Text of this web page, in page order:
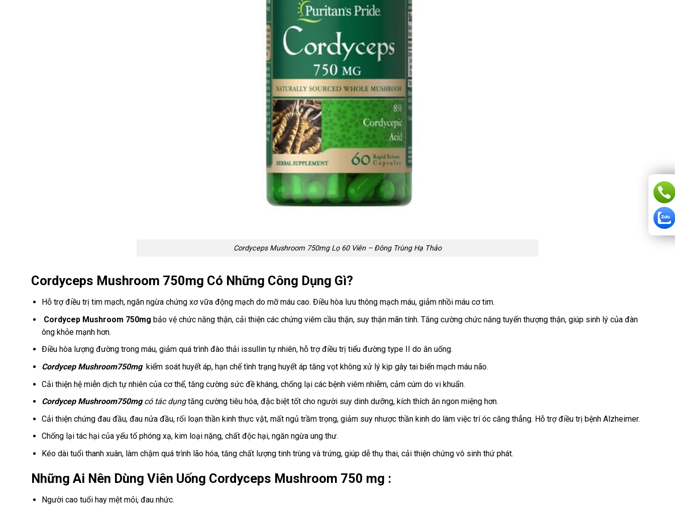
Cordyceps Mushroom 750mg Lọ 60 Viên – Đông Trùng Hạ Thảo
Cordyceps Mushroom 750mg Có Những Công Dụng Gì?
Hỗ trợ điều trị tim mạch, ngăn ngừa chứng xơ vữa động mạch do mỡ máu cao. Điều hòa lưu thông mạch máu, giảm nhồi máu cơ tim.
Cordycep Mushroom 750mg bảo vệ chức năng thận, cải thiện các chứng viêm cầu thận, suy thận mãn tính. Tăng cường chức năng tuyến thượng thận, giúp sinh lý của đàn
ông khỏe mạnh hơn.
Điều hòa lượng đường trong máu, giảm quá trình đào thải issullin tự nhiên, hỗ trợ điều trị tiểu đường type II do ăn uống.
Cordycep Mushroom750mg kiểm soát huyết áp, hạn chế tình trạng huyết áp tăng vọt không xử lý kịp gây tai biến mạch máu não.
Cải thiện hệ miễn dịch tự nhiên của cơ thể, tăng cường sức đề kháng, chống lại các bệnh viêm nhiễm, cảm cúm do vi khuẩn.
Cordycep Mushroom750mgcó tác dụngtăng cường tiêu hóa, đặc biệt tốt cho người suy dinh dưỡng, kích thích ăn ngon miệng hơn.
Cải thiện chứng đau đầu, đau nửa đầu, rối loạn thần kinh thực vật, mất ngủ trầm trọng, giảm suy nhược thần kinh do làm việc trí óc căng thẳng. Hỗ trợ điều trị bệnh Alzheimer.
Chống lại tác hại của yếu tố phóng xạ, kim loại nặng, chất độc hại, ngăn ngừa ung thư.
Kéo dài tuổi thanh xuân, làm chậm quá trình lão hóa, tăng chất lượng tinh trùng và trứng, giúp dễ thụ thai, cải thiện chứng vô sinh thứ phát.
Những Ai Nên Dùng Viên Uống Cordyceps Mushroom 750 mg :
Người cao tuổi hay mệt mỏi, đau nhức.